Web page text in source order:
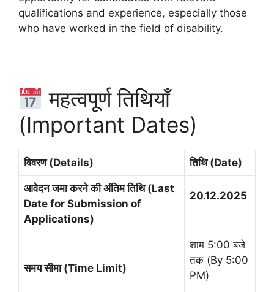
qualifications and experience, especially those
who have worked in the field of disability.
महत्वपूर्ण तिथियाँ
(Important Dates)
विवरण (Details) तिथि (Date)
आवेदन जमा करने की अंतिम तिथि (Last
Date for Submission of
Applications)
20.12.2025
समय सीमा (Time Limit)
शाम 5:00 बजे
तक (By 5:00
PM)